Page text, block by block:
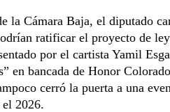
la Cámara Baja, el diputado
ratificar el proyecto de
por el cartista Yamil
en bancada de Honor
cerró la puerta a una
2026.